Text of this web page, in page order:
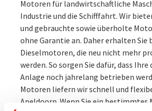
Motoren für landwirtschaftliche
Industrie und die Schifffahrt. Wir
und gebrauchte sowie überholte
ohne Garantie an. Daher erhalten Sie
Dieselmotoren, die neu nicht mehr
werden. So sorgen Sie dafür, dass
Anlage noch jahrelang betrieben
Motoren liefern wir schnell und
Apeldoorn. Wenn Sie ein bestimmtes